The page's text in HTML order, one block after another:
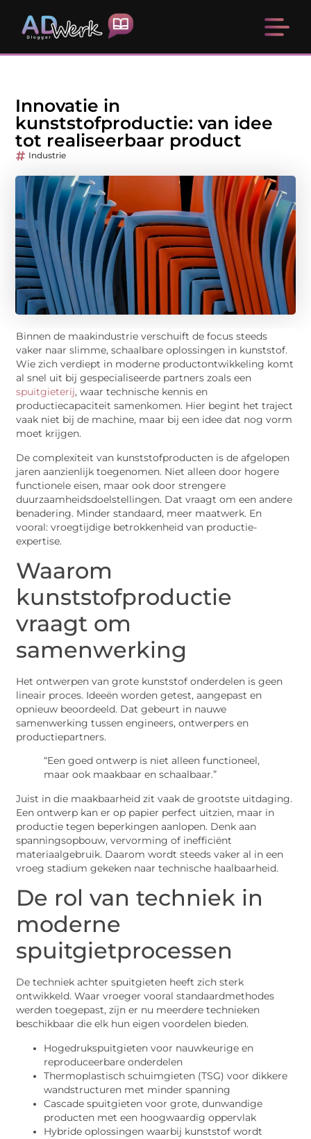
Innovatie in
kunststofproductie: van idee
tot realiseerbaar product
Industrie
Binnen de maakindustrie verschuift de focus steeds
vaker naar slimme, schaalbare oplossingen in kunststof.
Wie zich verdiept in moderne productontwikkeling komt
al snel uit bij gespecialiseerde partners zoals een
spuitgieterij, waar technische kennis en
productiecapaciteit samenkomen. Hier begint het traject
vaak niet bij de machine, maar bij een idee dat nog vorm
moet krijgen.
De complexiteit van kunststofproducten is de afgelopen
jaren aanzienlijk toegenomen. Niet alleen door hogere
functionele eisen, maar ook door strengere
duurzaamheidsdoelstellingen. Dat vraagt om een andere
benadering. Minder standaard, meer maatwerk. En
vooral: vroegtijdige betrokkenheid van productie-
expertise.
Waarom
kunststofproductie
vraagt om
samenwerking
Het ontwerpen van grote kunststof onderdelen is geen
lineair proces. Ideeën worden getest, aangepast en
opnieuw beoordeeld. Dat gebeurt in nauwe
samenwerking tussen engineers, ontwerpers en
productiepartners.
“Een goed ontwerp is niet alleen functioneel,
maar ook maakbaar en schaalbaar.”
Juist in die maakbaarheid zit vaak de grootste uitdaging.
Een ontwerp kan er op papier perfect uitzien, maar in
productie tegen beperkingen aanlopen. Denk aan
spanningsopbouw, vervorming of inefficiënt
materiaalgebruik. Daarom wordt steeds vaker al in een
vroeg stadium gekeken naar technische haalbaarheid.
De rol van techniek in
moderne
spuitgietprocessen
De techniek achter spuitgieten heeft zich sterk
ontwikkeld. Waar vroeger vooral standaardmethodes
werden toegepast, zijn er nu meerdere technieken
beschikbaar die elk hun eigen voordelen bieden.
Hogedrukspuitgieten voor nauwkeurige en
reproduceerbare onderdelen
Thermoplastisch schuimgieten (TSG) voor dikkere
wandstructuren met minder spanning
Cascade spuitgieten voor grote, dunwandige
producten met een hoogwaardig oppervlak
Hybride oplossingen waarbij kunststof wordt